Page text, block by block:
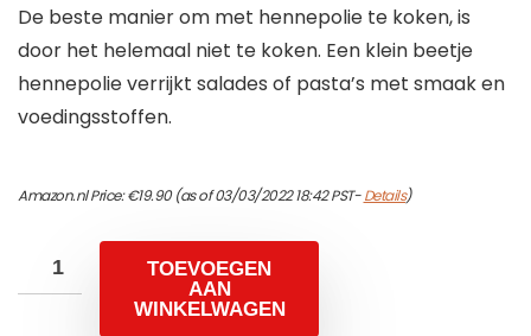
De beste manier om met hennepolie te koken, is
door het helemaal niet te koken. Een klein beetje
hennepolie verrijkt salades of pasta’s met smaak en
voedingsstoffen.
Amazon.nl Price:€19.90(as of 03/03/2022 18:42 PST-Details)
TOEVOEGEN
AAN
WINKELWAGEN